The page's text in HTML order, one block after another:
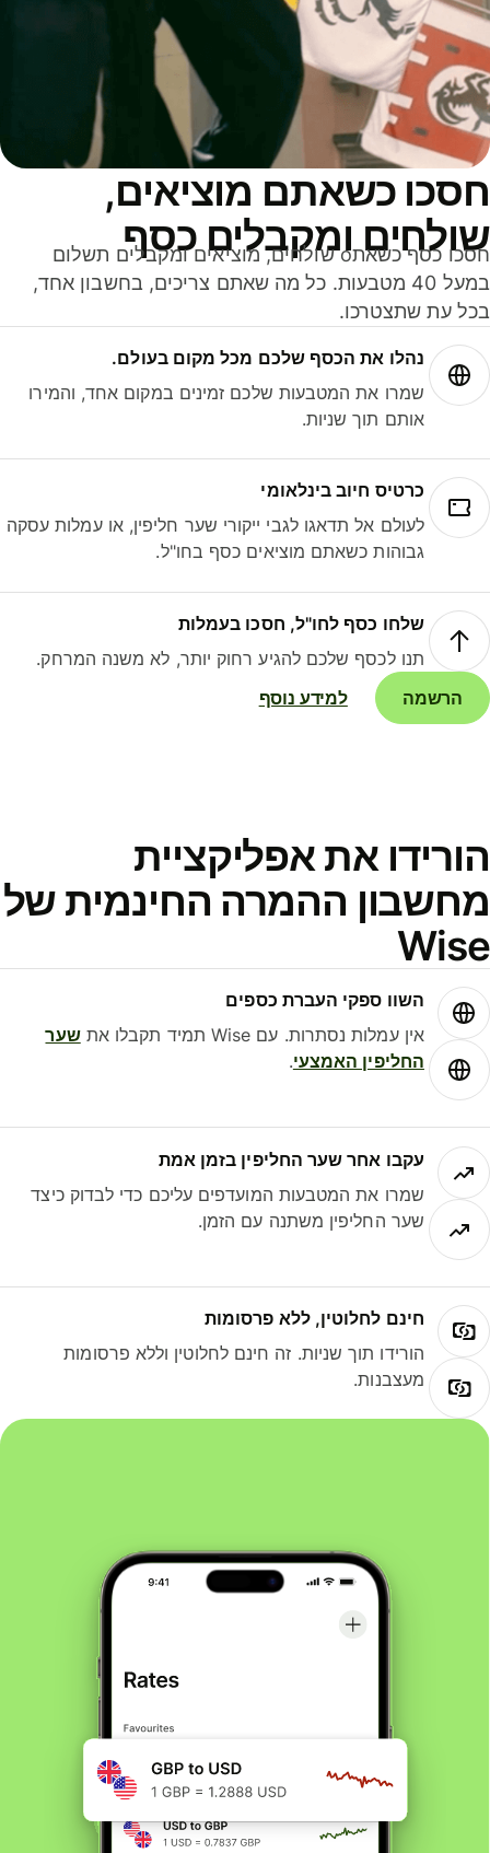
כשאתם מוציאים,
ומקבלים כסף
חסכו כסף כשאתo שולחים, מוציאים ומקבלים תשלום
במעל 40 מטבעות. כל מה שאתם צריכים, בחשבון אחד,
עת שתצטרכו.
נהלו את הכסף שלכם מכל מקום בעולם.
שמרו את המטבעות שלכם זמינים במקום אחד, והמירו
אותם תוך שניות.
כרטיס חיוב בינלאומי
לעולם אל תדאגו לגבי ייקורי שער חליפין, או עמלות עסקה
גבוהות כשאתם מוציאים כסף בחו"ל.
שלחו כסף לחו"ל, חסכו בעמלות
תנו לכסף שלכם להגיע רחוק יותר, לא משנה המרחק.
הרשמה
למידע נוסף
את אפליקציית
ההמרה החינמית של
השוו ספקי העברת כספים
אין עמלות נסתרות. עם Wise תמיד תקבלו את
שער
החליפין האמצעי.
עקבו אחר שער החליפין בזמן אמת
שמרו את המטבעות המועדפים עליכם כדי לבדוק כיצד
שער החליפין משתנה עם הזמן.
חינם לחלוטין, ללא פרסומות
הורידו תוך שניות. זה חינם לחלוטין וללא פרסומות
מעצבנות.